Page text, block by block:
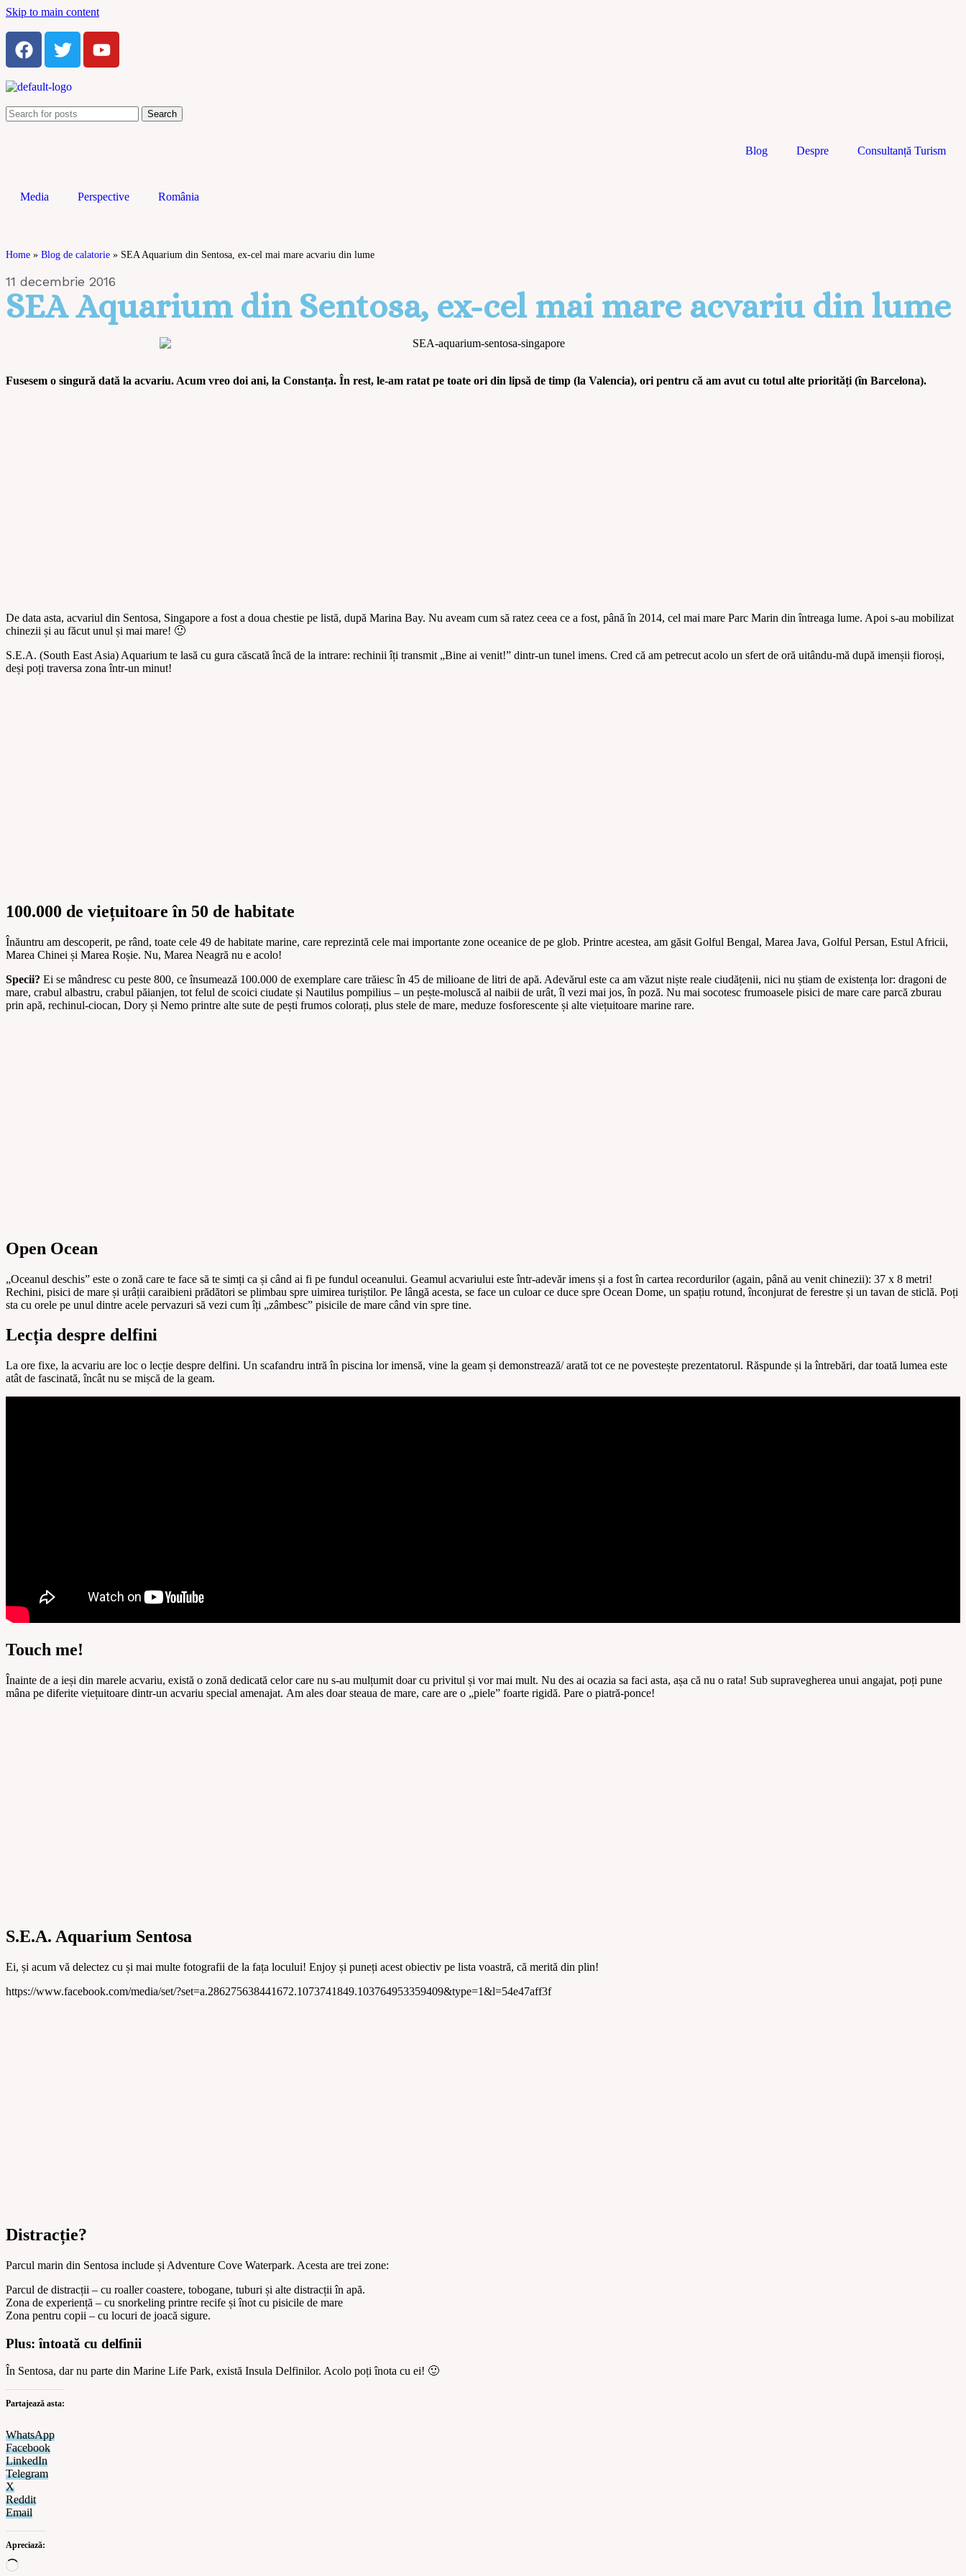
Skip to main content
Search
Blog Despre Consultanță Turism
Media Perspective România
Home » Blog de calatorie » SEA Aquarium din Sentosa, ex-cel mai mare acvariu din lume
11 decembrie 2016
SEA Aquarium din Sentosa, ex-cel mai mare acvariu din lume
Fusesem o singură dată la acvariu. Acum vreo doi ani, la Constanța. În rest, le-am ratat pe toate ori din lipsă de timp (la Valencia), ori pentru că am avut cu totul alte priorități (în Barcelona).
De data asta, acvariul din Sentosa, Singapore a fost a doua chestie pe listă, după Marina Bay. Nu aveam cum să ratez ceea ce a fost, până în 2014, cel mai mare Parc Marin din întreaga lume. Apoi s-au mobilizat
chinezii și au făcut unul și mai mare! 🙂
S.E.A. (South East Asia) Aquarium te lasă cu gura căscată încă de la intrare: rechinii îți transmit „Bine ai venit!” dintr-un tunel imens. Cred că am petrecut acolo un sfert de oră uitându-mă după imenșii fioroși,
deși poți traversa zona într-un minut!
100.000 de viețuitoare în 50 de habitate
Înăuntru am descoperit, pe rând, toate cele 49 de habitate marine, care reprezintă cele mai importante zone oceanice de pe glob. Printre acestea, am găsit Golful Bengal, Marea Java, Golful Persan, Estul Africii,
Marea Chinei și Marea Roșie. Nu, Marea Neagră nu e acolo!
Specii? Ei se mândresc cu peste 800, ce însumează 100.000 de exemplare care trăiesc în 45 de milioane de litri de apă. Adevărul este ca am văzut niște reale ciudățenii, nici nu știam de existența lor: dragoni de
mare, crabul albastru, crabul păianjen, tot felul de scoici ciudate și Nautilus pompilius – un pește-moluscă al naibii de urât, îl vezi mai jos, în poză. Nu mai socotesc frumoasele pisici de mare care parcă zburau
prin apă, rechinul-ciocan, Dory și Nemo printre alte sute de pești frumos colorați, plus stele de mare, meduze fosforescente și alte viețuitoare marine rare.
Open Ocean
„Oceanul deschis” este o zonă care te face să te simți ca și când ai fi pe fundul oceanului. Geamul acvariului este într-adevăr imens și a fost în cartea recordurilor (again, până au venit chinezii): 37 x 8 metri!
Rechini, pisici de mare și urâții caraibieni prădători se plimbau spre uimirea turiștilor. Pe lângă acesta, se face un culoar ce duce spre Ocean Dome, un spațiu rotund, înconjurat de ferestre și un tavan de sticlă. Poți
sta cu orele pe unul dintre acele pervazuri să vezi cum îți „zâmbesc” pisicile de mare când vin spre tine.
Lecția despre delfini
La ore fixe, la acvariu are loc o lecție despre delfini. Un scafandru intră în piscina lor imensă, vine la geam și demonstrează/ arată tot ce ne povestește prezentatorul. Răspunde și la întrebări, dar toată lumea este
atât de fascinată, încât nu se mișcă de la geam.
Touch me!
Înainte de a ieși din marele acvariu, există o zonă dedicată celor care nu s-au mulțumit doar cu privitul și vor mai mult. Nu des ai ocazia sa faci asta, așa că nu o rata! Sub supravegherea unui angajat, poți pune
mâna pe diferite viețuitoare dintr-un acvariu special amenajat. Am ales doar steaua de mare, care are o „piele” foarte rigidă. Pare o piatră-ponce!
S.E.A. Aquarium Sentosa
Ei, și acum vă delectez cu și mai multe fotografii de la fața locului! Enjoy și puneți acest obiectiv pe lista voastră, că merită din plin!
https://www.facebook.com/media/set/?set=a.286275638441672.1073741849.103764953359409&type=1&l=54e47aff3f
Distracție?
Parcul marin din Sentosa include și Adventure Cove Waterpark. Acesta are trei zone:
Parcul de distracții – cu roaller coastere, tobogane, tuburi și alte distracții în apă.
Zona de experiență – cu snorkeling printre recife și înot cu pisicile de mare
Zona pentru copii – cu locuri de joacă sigure.
Plus: întoată cu delfinii
În Sentosa, dar nu parte din Marine Life Park, există Insula Delfinilor. Acolo poți înota cu ei! 🙂
Partajează asta:
WhatsApp
Facebook
LinkedIn
Telegram
X
Reddit
Email
Apreciază: